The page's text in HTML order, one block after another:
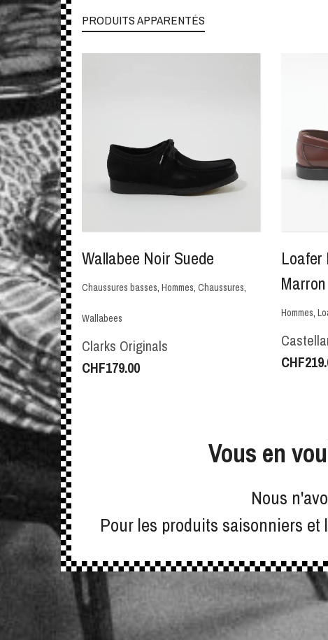
PRODUITS APPARENTÉS
Wallabee Noir Suede
Chaussures basses, Hommes, Chaussures,
Wallabees
Clarks Originals
CHF179.00
Loafer
Marron
Hommes,
CHF
Vous en
Nous
Pour les produits saisonniers et